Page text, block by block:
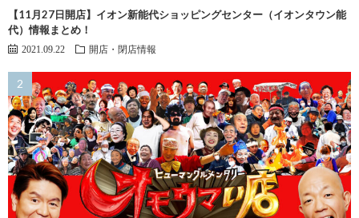
【11月27日開店】イオン新能代ショッピングセンター（イオンタウン能
代）情報まとめ！
2021.09.22 開店・閉店情報